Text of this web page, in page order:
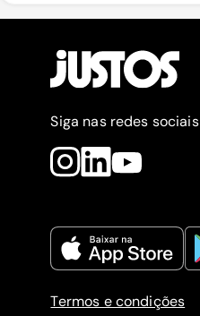
Siga nas redes sociais
Termos e condições